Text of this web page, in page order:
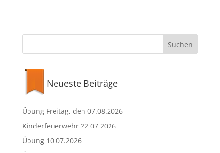
Neueste Beiträge
Übung Freitag, den 07.08.2026
Kinderfeuerwehr 22.07.2026
Übung 10.07.2026